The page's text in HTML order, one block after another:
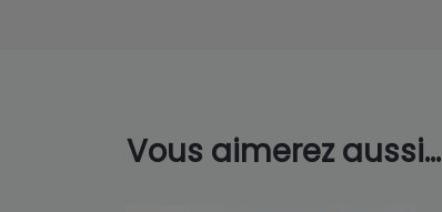
Vous aimerez aussi...